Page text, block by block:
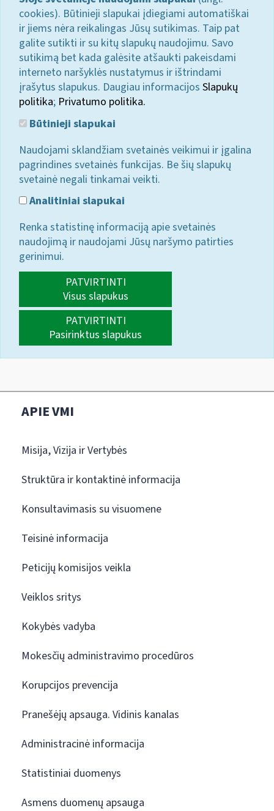
cookies). Būtinieji slapukai įdiegiami automatiškai
ir jiems nėra reikalingas Jūsų sutikimas. Taip pat
galite sutikti ir su kitų slapukų naudojimu. Savo
sutikimą bet kada galėsite atšaukti pakeisdami
interneto naršyklės nustatymus ir ištrindami
įrašytus slapukus. Daugiau informacijos Slapukų
politika; Privatumo politika.
Būtinieji slapukai
Naudojami sklandžiam svetainės veikimui ir įgalina
pagrindines svetainės funkcijas. Be šių slapukų
svetainė negali tinkamai veikti.
Analitiniai slapukai
Renka statistinę informaciją apie svetainės
naudojimą ir naudojami Jūsų naršymo patirties
gerinimui.
PATVIRTINTI
Visus slapukus
PATVIRTINTI
Pasirinktus slapukus
APIE VMI
Misija, Vizija ir Vertybės
Struktūra ir kontaktinė informacija
Konsultavimasis su visuomene
Teisinė informacija
Peticijų komisijos veikla
Veiklos sritys
Kokybės vadyba
Mokesčių administravimo procedūros
Korupcijos prevencija
Pranešėjų apsauga. Vidinis kanalas
Administracinė informacija
Statistiniai duomenys
Asmens duomenų apsauga